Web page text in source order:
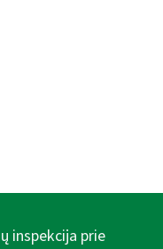
inspekcija prie